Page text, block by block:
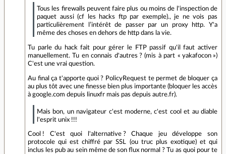
Tous les firewalls peuvent faire plus ou moins de l'inspection de
paquet aussi (cf les hacks ftp par exemple)., je ne vois pas
particulièrement l’intérêt de passer par un proxy http. Y'a
même des choses en dehors de http dans la vie.
Tu parle du hack fait pour gérer le FTP passif qu'il faut activer
manuellement. Tu en connais d'autres ? (mis à part « yakafocon »)
C'est une vrai question.
Au final ça t'apporte quoi ? PolicyRequest te permet de bloquer ça
au plus tôt avec une finesse bien plus importante (bloquer les accès
à google.com depuis linuxfr mais pas depuis autre.fr).
Mais bon, un navigateur c'est moderne, c'est cool et au diable
l'esprit unix !!!
Cool ! C'est quoi l'alternative ? Chaque jeu développe son
protocole qui est chiffré par SSL (ou truc plus exotique) et qui
inclus les pub au sein même de son flux normal ? Tu as quoi pour te